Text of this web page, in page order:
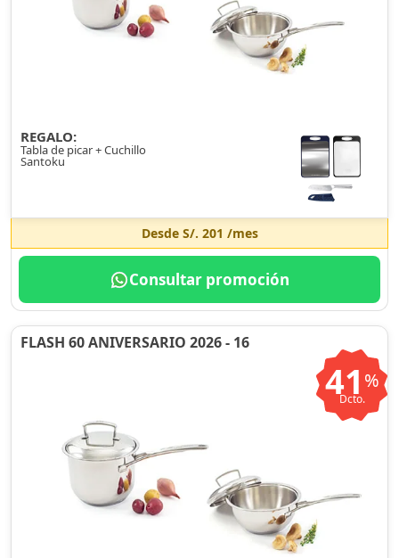
REGALO:
Tabla de picar + Cuchillo
Santoku
Desde S/. 201 /mes
Consultar promoción
FLASH 60 ANIVERSARIO 2026 - 16
41 %
Dcto.